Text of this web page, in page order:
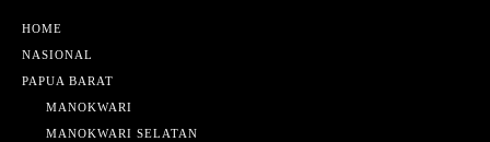
HOME
NASIONAL
PAPUA BARAT
MANOKWARI
MANOKWARI SELATAN